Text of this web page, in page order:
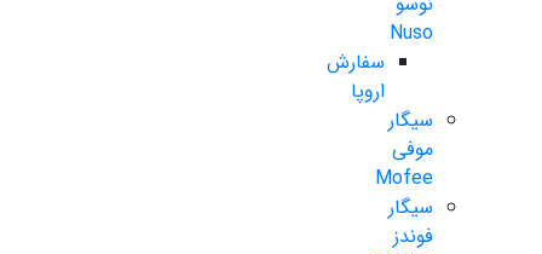
Nuso
سفارش
اروپا
سیگار
موفی
Mofee
سیگار
فوندز